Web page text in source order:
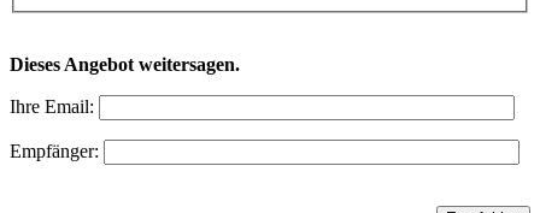
Dieses Angebot weitersagen.
Ihre Email:
Empfänger: